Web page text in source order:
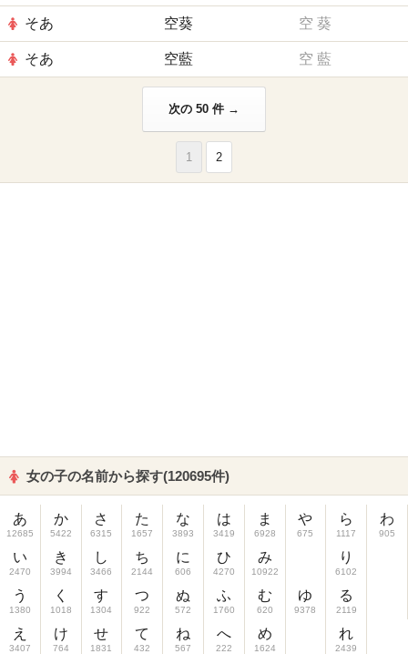
そあ 空葵 空 葵
そあ 空藍 空 藍
次の 50 件 →
1 2
女の子の名前から探す(120695件)
あ
12685
い
2470
う
1380
え
3407
か
5422
き
3994
く
1018
け
764
さ
6315
し
3466
す
1304
せ
1831
た
1657
ち
2144
つ
922
て
432
な
3893
に
606
ぬ
572
ね
567
は
3419
ひ
4270
ふ
1760
へ
222
ま
6928
み
10922
む
620
め
1624
や
675
ゆ
9378
ら
1117
り
6102
る
2119
れ
2439
わ
905